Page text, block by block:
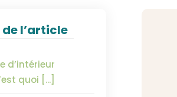
l’article
d’intérieur
quoi [...]